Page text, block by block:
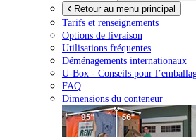
Retour au menu principal
Tarifs et renseignements
Options de livraison
Utilisations fréquentes
Déménagements internationaux
U-Box - Conseils pour
FAQ
Dimensions du conteneur